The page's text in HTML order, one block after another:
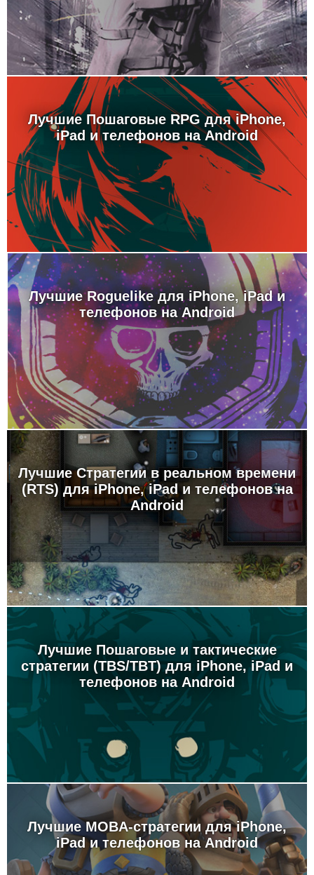
Лучшие Пошаговые RPG для iPhone,
iPad и телефонов на Android
Лучшие Roguelike для iPhone, iPad и
телефонов на Android
Лучшие Стратегии в реальном времени
(RTS) для iPhone, iPad и телефонов на
Android
Лучшие Пошаговые и тактические
стратегии (TBS/TBT) для iPhone, iPad и
телефонов на Android
Лучшие MOBA-стратегии для iPhone,
iPad и телефонов на Android